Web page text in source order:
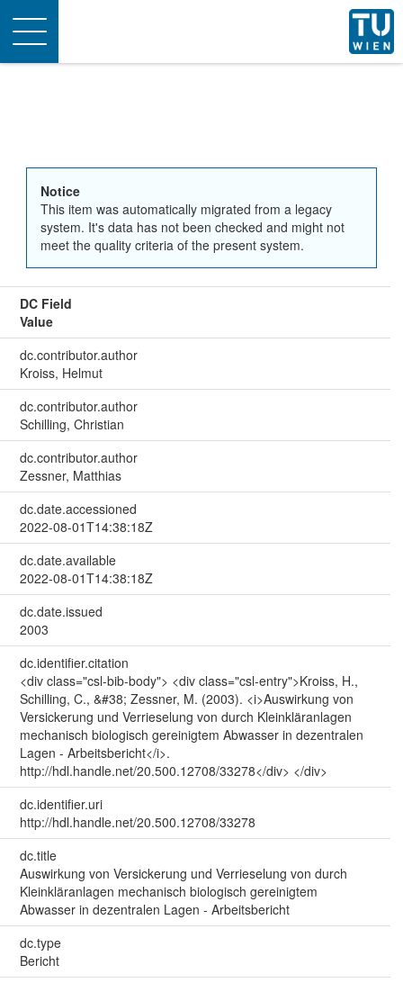
Toggle
navigation
Notice
This item was automatically migrated from a legacy
system. It's data has not been checked and might not
meet the quality criteria of the present system.
DC Field
Value
dc.contributor.author
Kroiss, Helmut
dc.contributor.author
Schilling, Christian
dc.contributor.author
Zessner, Matthias
dc.date.accessioned
2022-08-01T14:38:18Z
dc.date.available
2022-08-01T14:38:18Z
dc.date.issued
2003
dc.identifier.citation
<div class="csl-bib-body"> <div class="csl-entry">Kroiss, H.,
Schilling, C., &#38; Zessner, M. (2003). <i>Auswirkung von
Versickerung und Verrieselung von durch Kleinkläranlagen
mechanisch biologisch gereinigtem Abwasser in dezentralen
Lagen - Arbeitsbericht</i>.
http://hdl.handle.net/20.500.12708/33278</div> </div>
dc.identifier.uri
http://hdl.handle.net/20.500.12708/33278
dc.title
Auswirkung von Versickerung und Verrieselung von durch
Kleinkläranlagen mechanisch biologisch gereinigtem
Abwasser in dezentralen Lagen - Arbeitsbericht
dc.type
Bericht